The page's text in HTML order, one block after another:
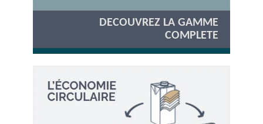
DECOUVREZ LA GAMME
COMPLETE